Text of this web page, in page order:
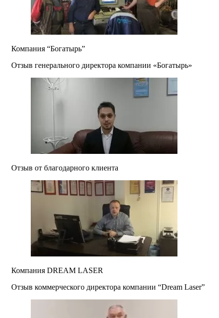
Компания “Богатырь”
Отзыв генерального директора компании «Богатырь»
Отзыв от благодарного клиента
Компания DREAM LASER
Отзыв коммерческого директора компании “Dream Laser”